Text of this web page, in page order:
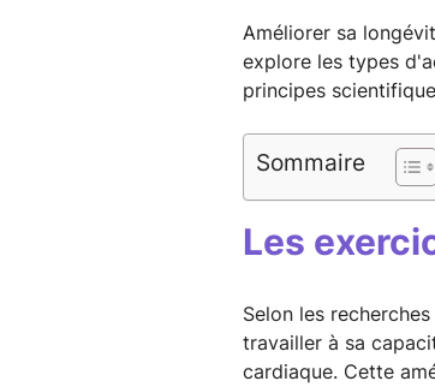
Améliorer sa
explore les types
principes
Sommaire
Les
Selon les
travailler à sa
cardiaque. Cette